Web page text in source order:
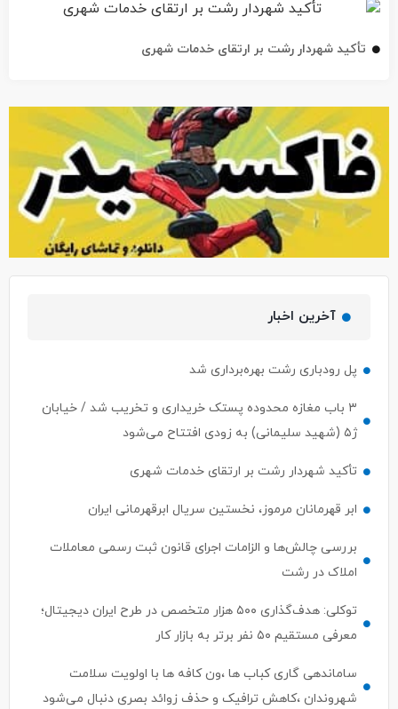
تأکید شهردار رشت بر ارتقای خدمات شهری
آخرین اخبار
پل رودباری رشت بهره‌برداری شد
۳ باب مغازه محدوده پستک خریداری و تخریب شد / خیابان
ژ۵ (شهید سلیمانی) به زودی افتتاح می‌شود
تأکید شهردار رشت بر ارتقای خدمات شهری
ابر قهرمانان مرموز، نخستین سریال ابرقهرمانی ایران
بررسی چالش‌ها و الزامات اجرای قانون ثبت رسمی معاملات
املاک در رشت
توکلی: هدف‌گذاری ۵۰۰ هزار متخصص در طرح ایران دیجیتال؛
معرفی مستقیم ۵۰ نفر برتر به بازار کار
ساماندهی گاری کباب ها ،ون کافه ها با اولویت سلامت
شهروندان ،کاهش ترافیک و حذف زوائد بصری دنبال می‌شود